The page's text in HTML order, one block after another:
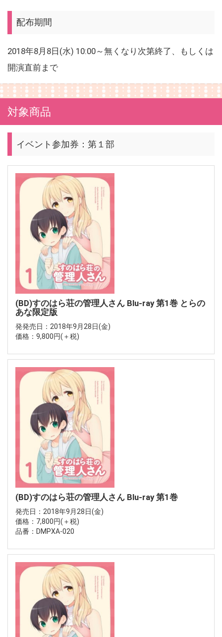
配布期間
2018年8月8日(水) 10:00～無くなり次第終了、もしくは
開演直前まで
対象商品
イベント参加券：第１部
(BD)すのはら荘の管理人さん Blu-ray 第1巻 とらの
あな限定版
発発売日：2018年9月28日(金)
価格：9,800円(＋税)
(BD)すのはら荘の管理人さん Blu-ray 第1巻
発売日：2018年9月28日(金)
価格：7,800円(＋税)
品番：DMPXA-020